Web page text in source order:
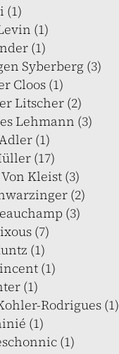
(1)
(1)
(1)
Syberberg (3)
Cloos (1)
Litscher (2)
Lehmann (3)
(1)
(17)
Kleist (3)
(2)
(3)
(7)
(1)
(1)
(1)
Rodrigues (1)
(1)
(1)